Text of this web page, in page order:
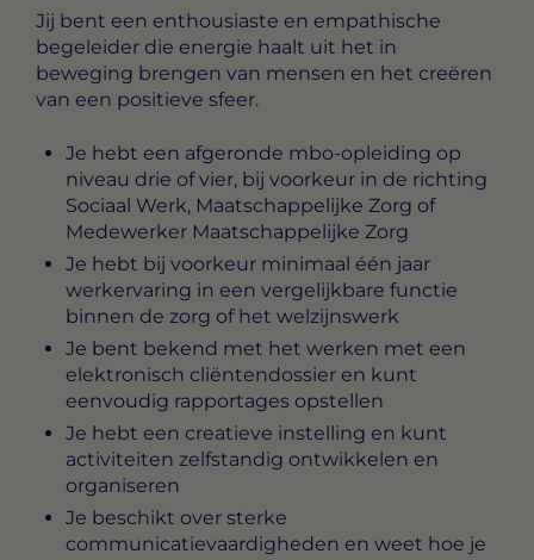
Jij bent een enthousiaste en empathische
begeleider die energie haalt uit het in
beweging brengen van mensen en het creëren
van een positieve sfeer.
Je hebt een afgeronde mbo-opleiding op
niveau drie of vier, bij voorkeur in de richting
Sociaal Werk, Maatschappelijke Zorg of
Medewerker Maatschappelijke Zorg
Je hebt bij voorkeur minimaal één jaar
werkervaring in een vergelijkbare functie
binnen de zorg of het welzijnswerk
Je bent bekend met het werken met een
elektronisch cliëntendossier en kunt
eenvoudig rapportages opstellen
Je hebt een creatieve instelling en kunt
activiteiten zelfstandig ontwikkelen en
organiseren
Je beschikt over sterke
communicatievaardigheden en weet hoe je